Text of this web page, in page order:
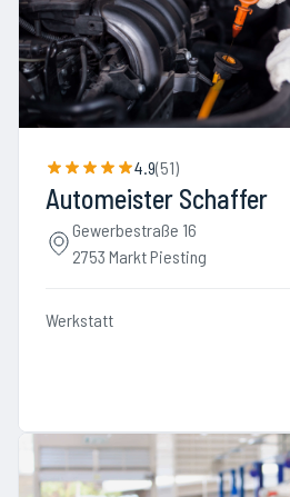
4.9(51)
Automeister Schaffer
Gewerbestraße 16
2753 Markt Piesting
Werkstatt